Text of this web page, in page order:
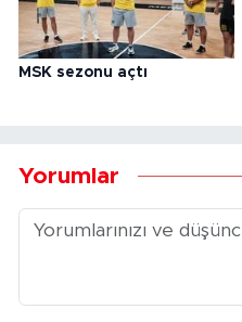
MSK sezonu açtı
Yorumlar